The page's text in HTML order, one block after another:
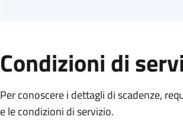
Condizioni di
Per conoscere i dettagli di scadenze,
e le condizioni di servizio.